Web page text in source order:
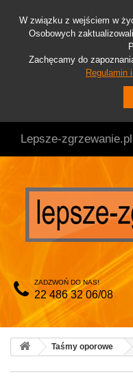
W związku z wejściem w
Osobowych
Zachęcamy do
Regulamin
Lepsze-zgrzewanie.pl
ZADZWOŃ DO NAS!
22 486 32 06/08
Taśmy oporowe